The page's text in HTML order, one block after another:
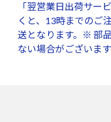
「翌営業日出荷サー
くと、13時までのご
送となります。※ 部
ない場合がございます